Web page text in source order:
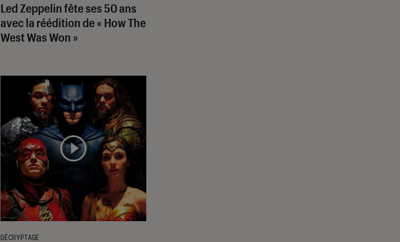
Led Zeppelin fête ses 50 ans
avec la réédition de « How The
West Was Won »
DÉCRYPTAGE